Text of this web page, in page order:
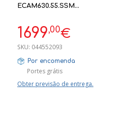
ECAM630.55.SSM
AUTOMÁTICA WIFI
1699,00€
SKU: 044552093
Por encomenda
Portes grátis
Obter previsão de entrega.